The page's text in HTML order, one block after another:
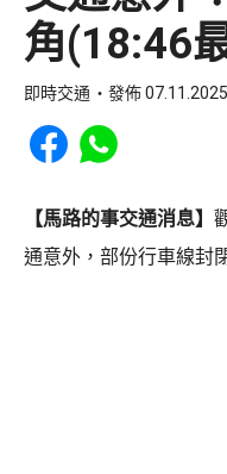
角(18:46
即時交通 發佈
Share to Facebook
Share to WhatsApp
【馬路的事交通消息】
通意外，部份行車線封